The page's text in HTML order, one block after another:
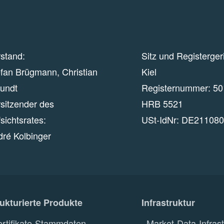
Brügmann, Christian
des
Kolbinger
Sitz und
Kiel
Registernummer:
HRB 5521
USt-IdNr:
Produkte
Infrastruktur